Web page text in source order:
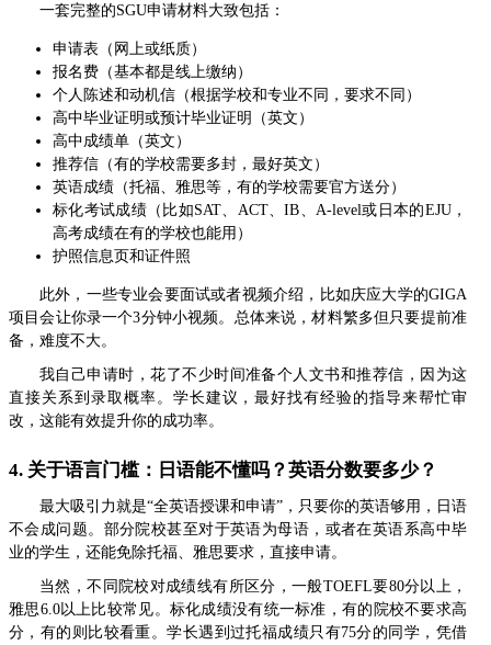
一套完整的SGU申请材料大致包括：
申请表（网上或纸质）
报名费（基本都是线上缴纳）
个人陈述和动机信（根据学校和专业不同，要求不同）
高中毕业证明或预计毕业证明（英文）
高中成绩单（英文）
推荐信（有的学校需要多封，最好英文）
英语成绩（托福、雅思等，有的学校需要官方送分）
标化考试成绩（比如SAT、ACT、IB、A-level或日本的EJU，
高考成绩在有的学校也能用）
护照信息页和证件照
此外，一些专业会要面试或者视频介绍，比如庆应大学的GIGA
项目会让你录一个3分钟小视频。总体来说，材料繁多但只要提前准
备，难度不大。
我自己申请时，花了不少时间准备个人文书和推荐信，因为这
直接关系到录取概率。学长建议，最好找有经验的指导来帮忙审
改，这能有效提升你的成功率。
4. 关于语言门槛：日语能不懂吗？英语分数要多少？
最大吸引力就是“全英语授课和申请”，只要你的英语够用，日语
不会成问题。部分院校甚至对于英语为母语，或者在英语系高中毕
业的学生，还能免除托福、雅思要求，直接申请。
当然，不同院校对成绩线有所区分，一般TOEFL要80分以上，
雅思6.0以上比较常见。标化成绩没有统一标准，有的院校不要求高
分，有的则比较看重。学长遇到过托福成绩只有75分的同学，凭借